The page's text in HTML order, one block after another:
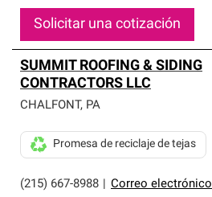
Solicitar una cotización
SUMMIT ROOFING & SIDING
CONTRACTORS LLC
CHALFONT, PA
(215) 667-8988 Correo electrónico
Promesa de reciclaje de tejas